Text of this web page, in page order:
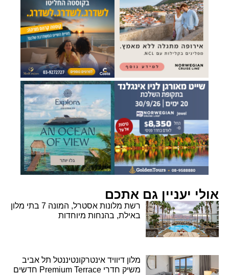
אולי יעניין גם אתכם
רשת מלונות אסטרל, המונה 7 בתי מלון
באילת, בהנחות מיוחדות
מלון דיוויד אינטרקונטיננטל תל אביב
משיק חדרי Premium Terrace חדשים